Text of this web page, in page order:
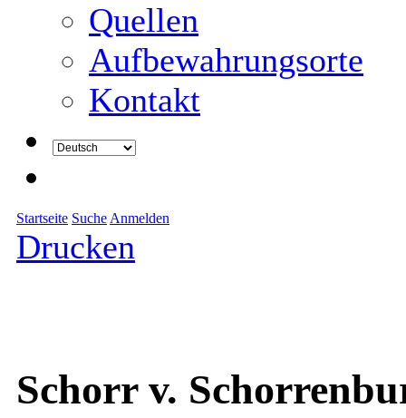
Quellen
Aufbewahrungsorte
Kontakt
Startseite Suche Anmelden
Drucken
Schorr v.